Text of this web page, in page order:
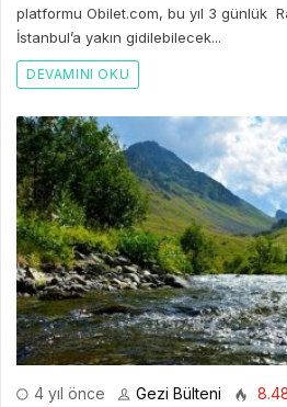
platformu Obilet.com, bu yıl 3 günlük
İstanbul’a yakın gidilebilecek...
DEVAMINI OKU
4 yıl önce Gezi Bülteni